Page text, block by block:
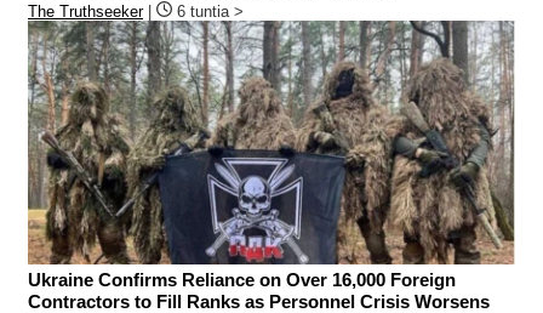
The Truthseeker| 6 tuntia >
Ukraine Confirms Reliance on Over 16,000 Foreign
Contractors to Fill Ranks as Personnel Crisis Worsens